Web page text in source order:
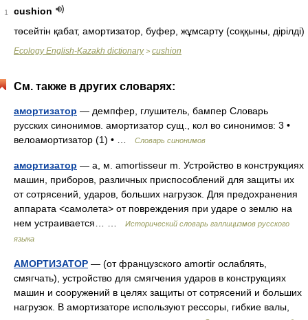
1
cushion
төсейтін қабат, амортизатор, буфер, жұмсарту (соққыны, дірілді)
Ecology English-Kazakh dictionary> cushion
См. также в других словарях:
амортизатор — демпфер, глушитель, бампер Словарь
русских синонимов. амортизатор сущ., кол во синонимов: 3 •
велоамортизатор (1) • …
Словарь синонимов
амортизатор — а, м. amortisseur m. Устройство в конструкциях
машин, приборов, различных приспособлений для защиты их
от сотрясений, ударов, больших нагрузок. Для предохранения
аппарата <самолета> от повреждения при ударе о землю на
нем устраивается… …
Исторический словарь галлицизмов русского
языка
АМОРТИЗАТОР — (от французского amortir ослаблять,
смягчать), устройство для смягчения ударов в конструкциях
машин и сооружений в целях защиты от сотрясений и больших
нагрузок. В амортизаторе используют рессоры, гибкие валы,